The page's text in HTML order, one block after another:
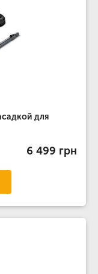
для
6 499 грн